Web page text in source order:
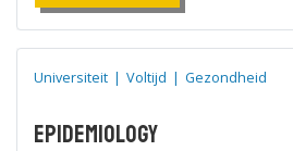
Universiteit | Voltijd | Gezondheid
Epidemiology